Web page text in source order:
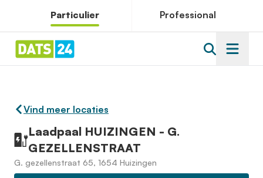
Particulier Professional
Vind meer locaties
Laadpaal HUIZINGEN - G.
GEZELLENSTRAAT
G. gezellenstraat 65, 1654 Huizingen